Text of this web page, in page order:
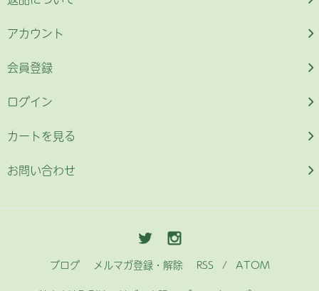
アカウント
会員登録
ログイン
カートを見る
お問い合わせ
ブログ メルマガ登録・解除 RSS / ATOM